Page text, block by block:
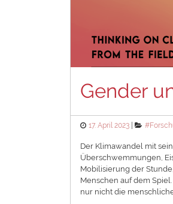
Gender
Posted
17. April 2023
Der Klimawandel mit
Überschwemmungen,
Mobilisierung der
Menschen auf dem
nur nicht die